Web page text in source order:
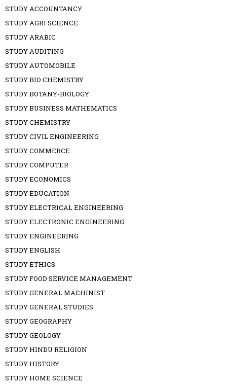
STUDY ACCOUNTANCY
STUDY AGRI SCIENCE
STUDY ARABIC
STUDY AUDITING
STUDY AUTOMOBILE
STUDY BIO CHEMISTRY
STUDY BOTANY-BIOLOGY
STUDY BUSINESS MATHEMATICS
STUDY CHEMISTRY
STUDY CIVIL ENGINEERING
STUDY COMMERCE
STUDY COMPUTER
STUDY ECONOMICS
STUDY EDUCATION
STUDY ELECTRICAL ENGINEERING
STUDY ELECTRONIC ENGINEERING
STUDY ENGINEERING
STUDY ENGLISH
STUDY ETHICS
STUDY FOOD SERVICE MANAGEMENT
STUDY GENERAL MACHINIST
STUDY GENERAL STUDIES
STUDY GEOGRAPHY
STUDY GEOLOGY
STUDY HINDU RELIGION
STUDY HISTORY
STUDY HOME SCIENCE